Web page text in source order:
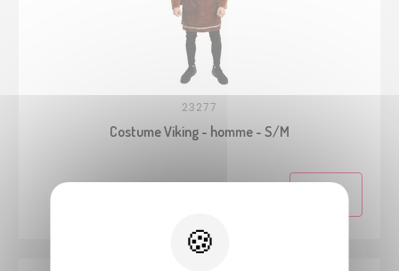
23277
Costume Viking - homme - S/M